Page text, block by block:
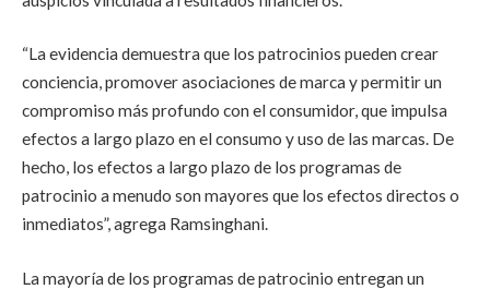
“La evidencia demuestra que los patrocinios pueden crear
conciencia, promover asociaciones de marca y permitir un
compromiso más profundo con el consumidor, que impulsa
efectos a largo plazo en el consumo y uso de las marcas. De
hecho, los efectos a largo plazo de los programas de
patrocinio a menudo son mayores que los efectos directos o
inmediatos”, agrega Ramsinghani.
La mayoría de los programas de patrocinio entregan un